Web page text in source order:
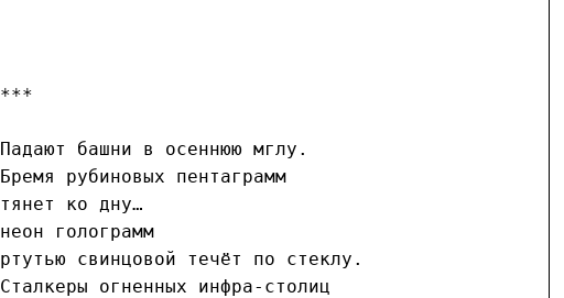
***
Падают башни в осеннюю мглу.
Бремя рубиновых пентаграмм
тянет ко дну…
неон голограмм
ртутью свинцовой течёт по стеклу.
Сталкеры огненных инфра-столиц